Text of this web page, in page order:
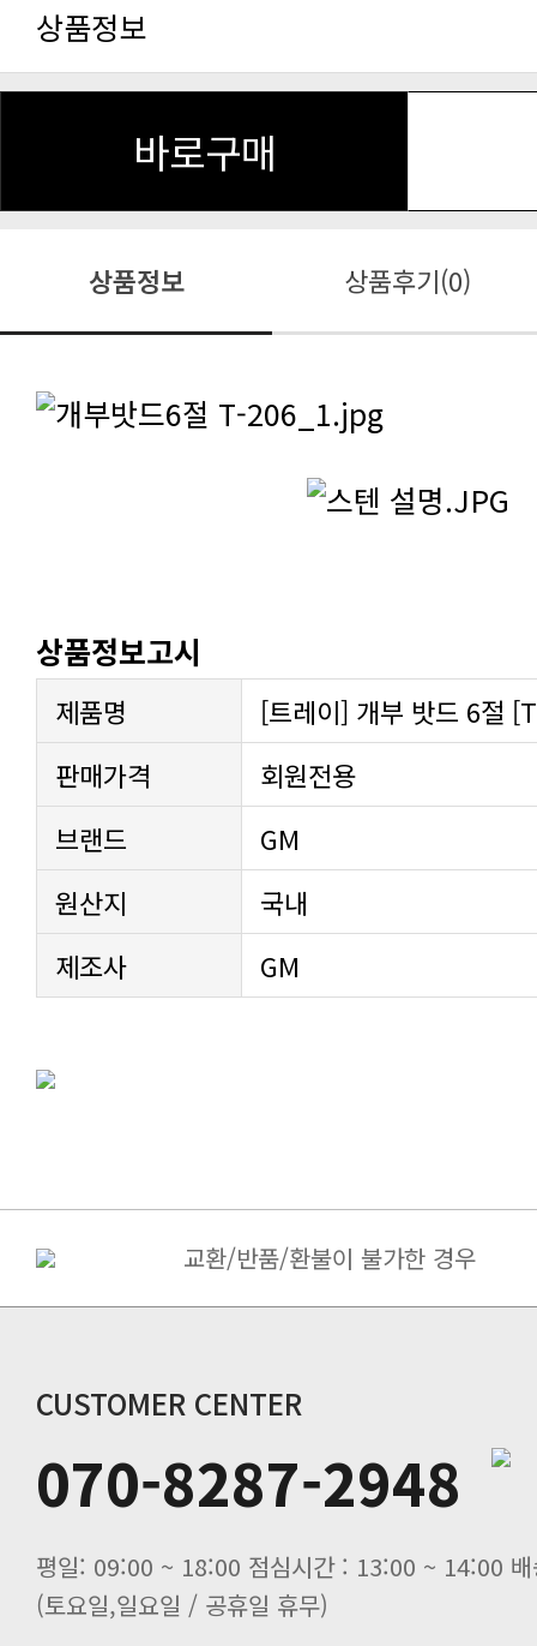
상품정보
바로구매
상품정보 상품후기(0)
상품정보고시
제품명
[트레이] 개부 밧드 6절
판매가격
회원전용
브랜드
GM
원산지
국내
제조사
GM
교환/반품/환불이 불가한 경우
CUSTOMER CENTER
070-8287-2948
(토요일,일요일 / 공휴일 휴무)